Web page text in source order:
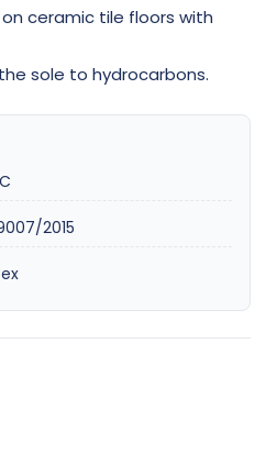
ceramic tile floors with
sole to hydrocarbons.
2015